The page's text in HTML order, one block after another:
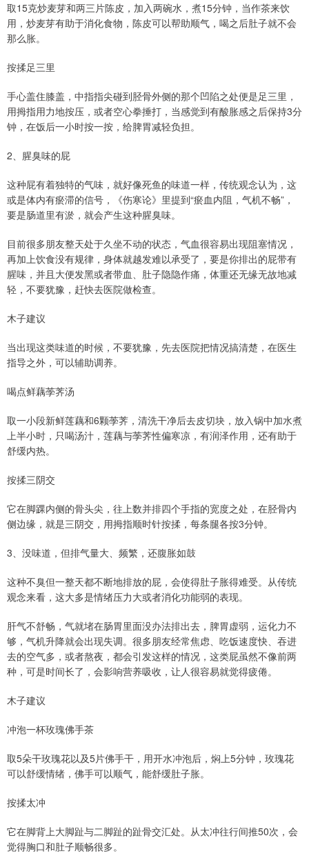
取15克炒麦芽和两三片陈皮，加入两碗水，煮15分钟，当作茶来饮
用，炒麦芽有助于消化食物，陈皮可以帮助顺气，喝之后肚子就不会
那么胀。
按揉足三里
手心盖住膝盖，中指指尖碰到胫骨外侧的那个凹陷之处便是足三里，
用拇指用力地按压，或者空心拳捶打，当感觉到有酸胀感之后保持3分
钟，在饭后一小时按一按，给脾胃减轻负担。
2、腥臭味的屁
这种屁有着独特的气味，就好像死鱼的味道一样，传统观念认为，这
或是体内有瘀滞的信号，《伤寒论》里提到“瘀血内阻，气机不畅”，
要是肠道里有淤，就会产生这种腥臭味。
目前很多朋友整天处于久坐不动的状态，气血很容易出现阻塞情况，
再加上饮食没有规律，身体就越发难以承受了，要是你排出的屁带有
腥味，并且大便发黑或者带血、肚子隐隐作痛，体重还无缘无故地减
轻，不要犹豫，赶快去医院做检查。
木子建议
当出现这类味道的时候，不要犹豫，先去医院把情况搞清楚，在医生
指导之外，可以辅助调养。
喝点鲜藕荸荠汤
取一小段新鲜莲藕和6颗荸荠，清洗干净后去皮切块，放入锅中加水煮
上半小时，只喝汤汁，莲藕与荸荠性偏寒凉，有润泽作用，还有助于
舒缓内热。
按揉三阴交
它在脚踝内侧的骨头尖，往上数并排四个手指的宽度之处，在胫骨内
侧边缘，就是三阴交，用拇指顺时针按揉，每条腿各按3分钟。
3、没味道，但排气量大、频繁，还腹胀如鼓
这种不臭但一整天都不断地排放的屁，会使得肚子胀得难受。从传统
观念来看，这大多是情绪压力大或者消化功能弱的表现。
肝气不舒畅，气就堵在肠胃里面没办法排出去，脾胃虚弱，运化力不
够，气机升降就会出现失调。很多朋友经常焦虑、吃饭速度快、吞进
去的空气多，或者熬夜，都会引发这样的情况，这类屁虽然不像前两
种，可是时间长了，会影响营养吸收，让人很容易就觉得疲倦。
木子建议
冲泡一杯玫瑰佛手茶
取5朵干玫瑰花以及5片佛手干，用开水冲泡后，焖上5分钟，玫瑰花
可以舒缓情绪，佛手可以顺气，能舒缓肚子胀。
按揉太冲
它在脚背上大脚趾与二脚趾的趾骨交汇处。从太冲往行间推50次，会
觉得胸口和肚子顺畅很多。